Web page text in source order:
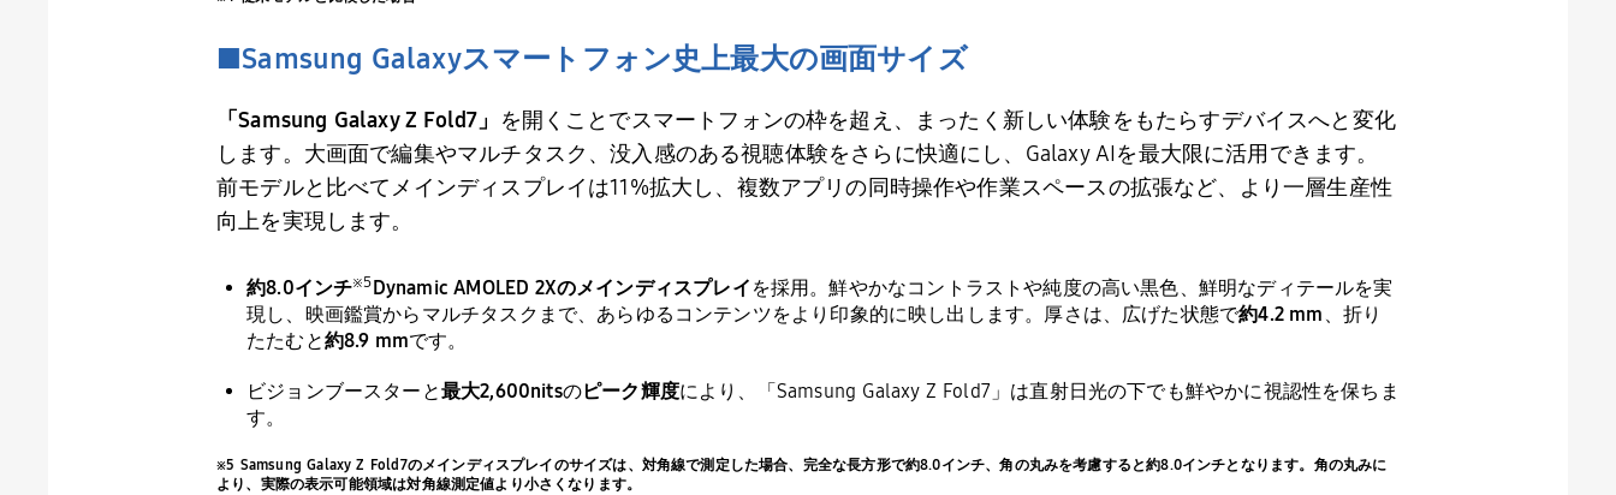
■Samsung Galaxyスマートフォン史上最大の画面サイズ
「Samsung Galaxy Z Fold7 」 を開くことでスマートフォンの枠を超え、まったく新しい体験をもたらすデバイスへと変化
します。大画面で編集やマルチタスク、没入感のある視聴体験をさらに快適にし、 Galaxy AIを最大限に活用できます。
前モデルと比べてメインディスプレイは11%拡大し、複数アプリの同時操作や作業スペースの拡張など、より一層生産性
向上を実現します。
約8.0インチ※5 Dynamic AMOLED 2Xのメインディスプレイ を採用。鮮やかなコントラストや純度の高い黒色、鮮明なディテールを実
現し、映画鑑賞からマルチタスクまで、あらゆるコンテンツをより印象的に映し出します。厚さは、広げた状態で約4.2 mm 、折り
たたむと約8.9 mmです。
ビジョンブースターと最大2,600nitsのピーク輝度により、「 Samsung Galaxy Z Fold7 」は直射日光の下でも鮮やかに視認性を保ちま
す。
※5 Samsung Galaxy Z Fold7のメインディスプレイのサイズは、対角線で測定した場合、完全な長方形で約8.0インチ、角の丸みを考慮すると約8.0インチとなります。角の丸みに
より、実際の表示可能領域は対角線測定値より小さくなります。